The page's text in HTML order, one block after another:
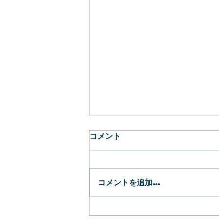
春
コメント
コメントを追加…